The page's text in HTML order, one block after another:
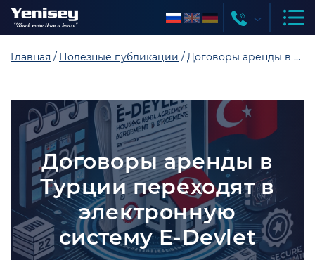
Главная Полезные публикации Договоры аренды в Турции переходят в электронную систему E-Devlet
Договоры аренды в
Турции переходят в
электронную
систему E-Devlet